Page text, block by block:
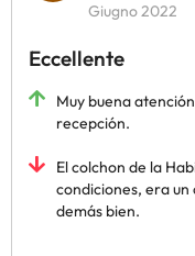
Giugno 2022
Eccellente
Muy buena
recepción.
El colchon de la
condiciones, era
demás bien.